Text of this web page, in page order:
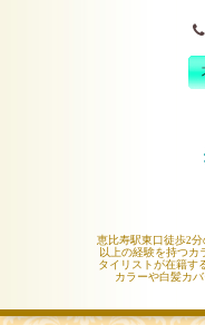
恵比寿駅東口徒歩2
以上の経験を持つカ
タイリストが在籍す
カラーや白髪カ